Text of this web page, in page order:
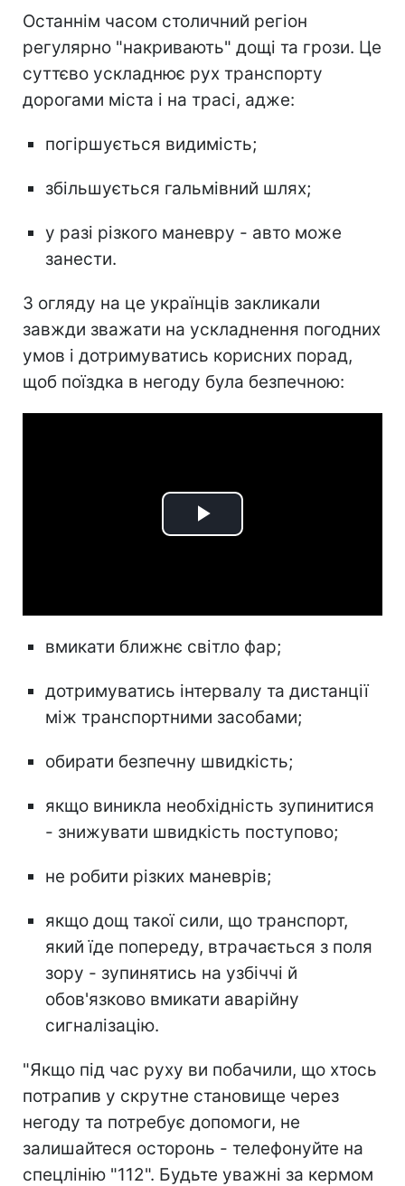
Останнім часом столичний регіон
регулярно "накривають" дощі та грози. Це
суттєво ускладнює рух транспорту
дорогами міста і на трасі, адже:
погіршується видимість;
збільшується гальмівний шлях;
у разі різкого маневру - авто може
занести.
З огляду на це українців закликали
завжди зважати на ускладнення погодних
умов і дотримуватись корисних порад,
щоб поїздка в негоду була безпечною:
Play
вмикати ближнє світло фар;
дотримуватись інтервалу та дистанції
між транспортними засобами;
обирати безпечну швидкість;
якщо виникла необхідність зупинитися
- знижувати швидкість поступово;
не робити різких маневрів;
якщо дощ такої сили, що транспорт,
який їде попереду, втрачається з поля
зору - зупинятись на узбіччі й
обов'язково вмикати аварійну
сигналізацію.
"Якщо під час руху ви побачили, що хтось
потрапив у скрутне становище через
негоду та потребує допомоги, не
залишайтеся осторонь - телефонуйте на
спецлінію "112". Будьте уважні за кермом